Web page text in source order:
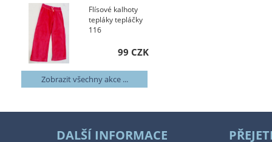
Flísové kalhoty
tepláky tepláčky
116
99 CZK
Zobrazit všechny akce ...
DALŠÍ INFORMACE